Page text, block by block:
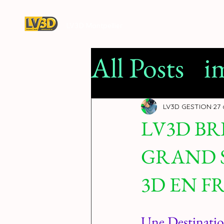
All Posts
Filament
LV3D
GRAND
3D EN
LV3D GESTION 27